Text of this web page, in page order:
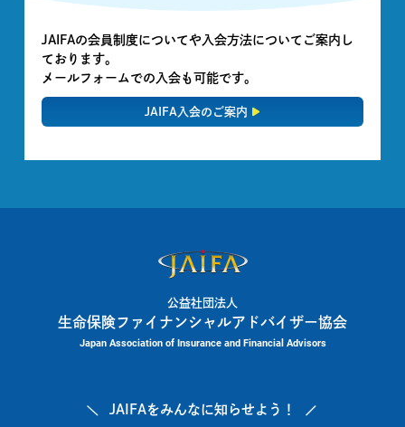
JAIFAの会員制度についてや入会方法についてご案内し
ております。
メールフォームでの入会も可能です。
JAIFA入会のご案内
公益社団法人
生命保険ファイナンシャルアドバイザー協会
Japan Association of Insurance and Financial Advisors
JAIFAをみんなに知らせよう！